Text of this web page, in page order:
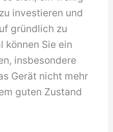
investieren und
gründlich zu
können Sie ein
insbesondere
Gerät nicht mehr
guten Zustand